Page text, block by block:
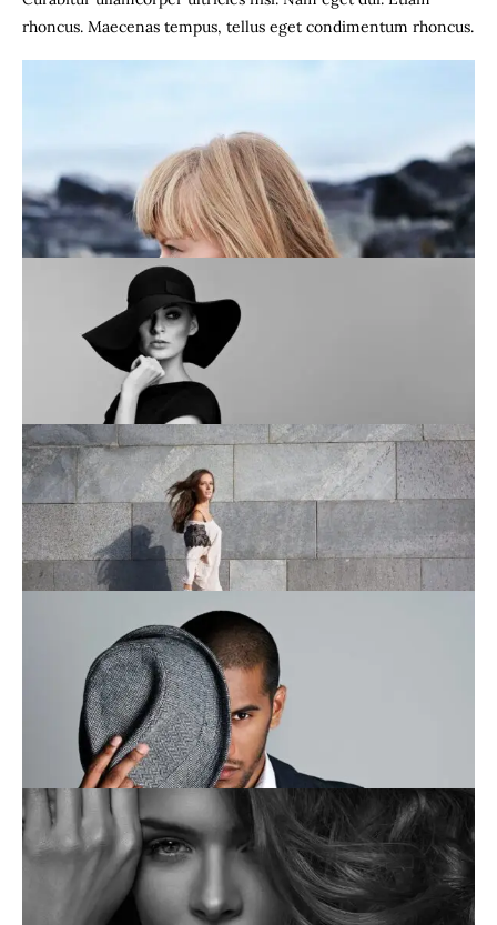
rhoncus. Maecenas tempus, tellus eget condimentum rhoncus.
This is an image caption
This is an image caption